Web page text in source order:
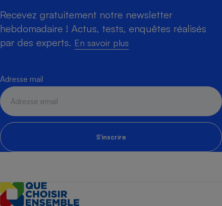
Recevez gratuitement notre newsletter
hebdomadaire ! Actus, tests, enquêtes réalisés
par des experts. En savoir plus
Adresse mail
S'inscrire